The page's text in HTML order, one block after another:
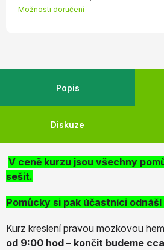
Možnosti doručení
Popis
Diskuze
V ceně kurzu jsou všechny
sešit.
Pomůcky si pak účastníci odnáší
Kurz kreslení pravou mozkovou
od 9:00 hod – končit budeme